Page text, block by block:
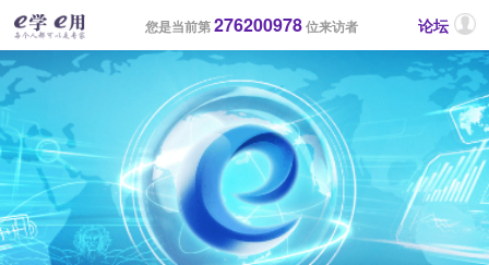
您是当前第276200978位来访者 论坛